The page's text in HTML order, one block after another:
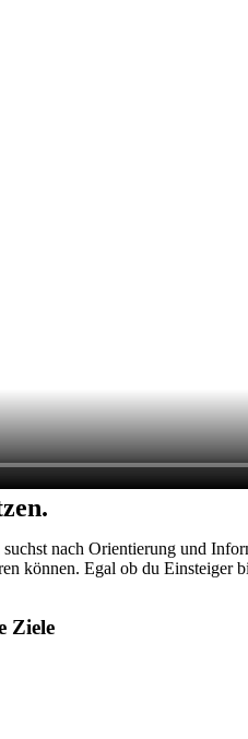
nach Orientierung und
können. Egal ob du Einsteiger
Ziele